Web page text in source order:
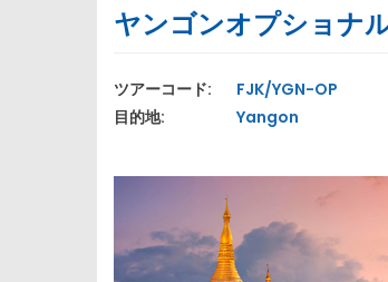
ヤンゴンオプショナ
ツアーコード:
FJK/YGN-OP
目的地:
Yangon